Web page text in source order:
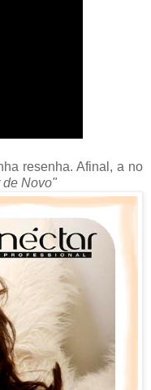
resenha. Afinal, a no
de Novo"